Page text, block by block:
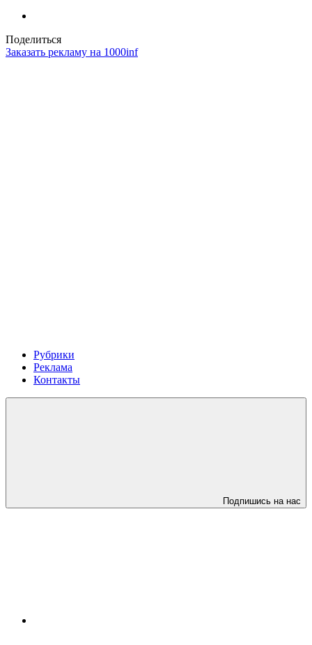
Поделиться
Заказать рекламу на 1000inf
Рубрики
Реклама
Контакты
Подпишись на нас